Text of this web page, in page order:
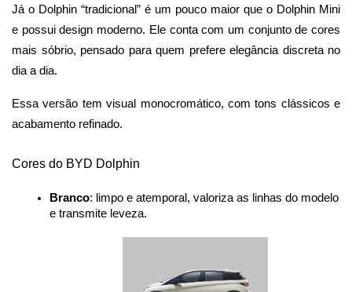
Já o Dolphin “tradicional” é um pouco maior que o Dolphin Mini
e possui design moderno. Ele conta com um conjunto de cores
mais sóbrio, pensado para quem prefere elegância discreta no
dia a dia.
Essa versão tem visual monocromático, com tons clássicos e
acabamento refinado.
Cores do BYD Dolphin
Branco: limpo e atemporal, valoriza as linhas do modelo
e transmite leveza.